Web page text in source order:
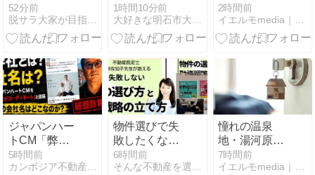
52分前
脱サラ大家が目指す経済的自由への旅立ち
レージ大久保
駅前Ⅱ ミディ
アムタイプ 即
です。
1時間10分前
大好きな明石市大久保 大久保駅周辺のちょっとした情報
づくり！人気
エリアの特
徴・坪単価・
2時間前
イエルモmedia｜不動産・生活・暮らしの総合情報サイト
ジャパンハー
トCM「弊社
コーディネー
ト」と投稿―
5時間前
カンボジア不動産ブログ
物件選びで失
敗したくな
い！
6時間前
そんな不動産を選んではいけません！
憧れの温泉
地・湯河原だ
からこそ要注
意。相続した
7時間前
イエルモmedia｜不動産・生活・暮らしの総合情報サイト